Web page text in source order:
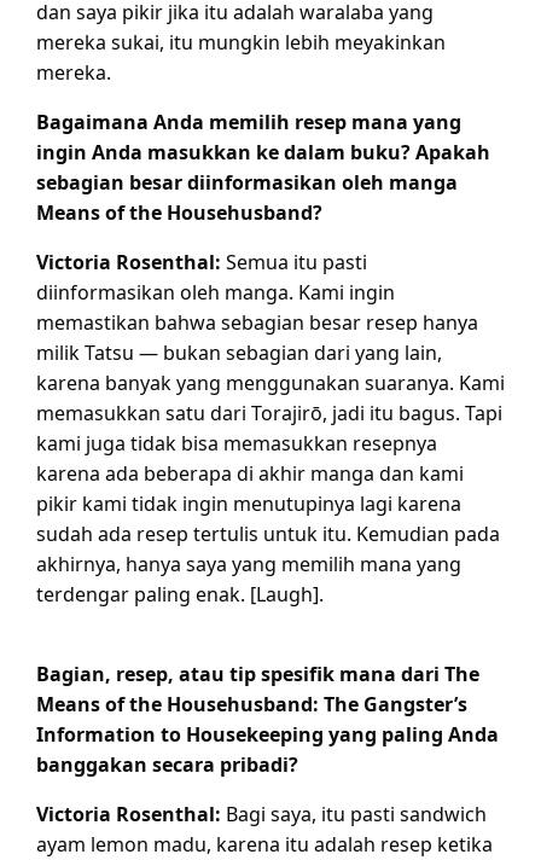
dan saya pikir jika itu adalah waralaba yang
mereka sukai, itu mungkin lebih meyakinkan
mereka.
Bagaimana Anda memilih resep mana yang
ingin Anda masukkan ke dalam buku? Apakah
sebagian besar diinformasikan oleh manga
Means of the Househusband?
Victoria Rosenthal: Semua itu pasti
diinformasikan oleh manga. Kami ingin
memastikan bahwa sebagian besar resep hanya
milik Tatsu — bukan sebagian dari yang lain,
karena banyak yang menggunakan suaranya. Kami
memasukkan satu dari Torajirō, jadi itu bagus. Tapi
kami juga tidak bisa memasukkan resepnya
karena ada beberapa di akhir manga dan kami
pikir kami tidak ingin menutupinya lagi karena
sudah ada resep tertulis untuk itu. Kemudian pada
akhirnya, hanya saya yang memilih mana yang
terdengar paling enak. [Laugh].
Bagian, resep, atau tip spesifik mana dari The
Means of the Househusband: The Gangster’s
Information to Housekeeping yang paling Anda
banggakan secara pribadi?
Victoria Rosenthal: Bagi saya, itu pasti sandwich
ayam lemon madu, karena itu adalah resep ketika